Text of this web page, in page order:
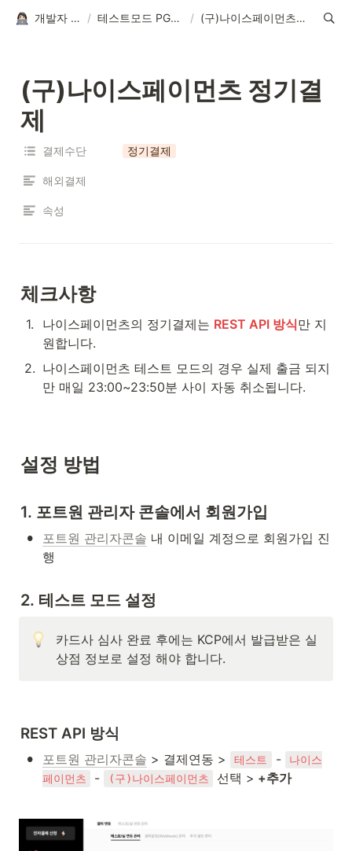
개발자 가이드 / 테스트모드 PG설정방법 / (구)나이스페이먼츠 정기결제
(구)나이스페이먼츠 정기결
제
결제수단 정기결제
해외결제
속성
체크사항
1. 나이스페이먼츠의 정기결제는 REST API 방식만 지
원합니다.
2. 나이스페이먼츠 테스트 모드의 경우 실제 출금 되지
만 매일 23:00~23:50분 사이 자동 취소됩니다.
설정 방법
1. 포트원 관리자 콘솔에서 회원가입
• 포트원 관리자콘솔 내 이메일 계정으로 회원가입 진
행
2. 테스트 모드 설정
카드사 심사 완료 후에는 KCP에서 발급받은 실
상점 정보로 설정 해야 합니다.
REST API 방식
• 포트원 관리자콘솔 > 결제연동 > 테스트 -
나이스
페이먼츠
- (구)나이스페이먼츠 선택 > +추가